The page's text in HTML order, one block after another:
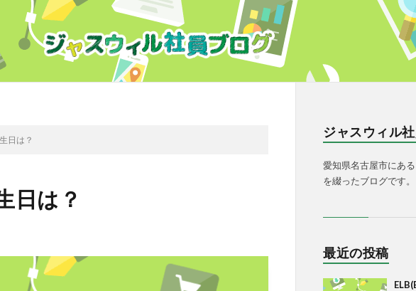
日は？
日は？
ジャスウィル
愛知県名古屋市にあ
を綴ったブログです。
最近の投稿